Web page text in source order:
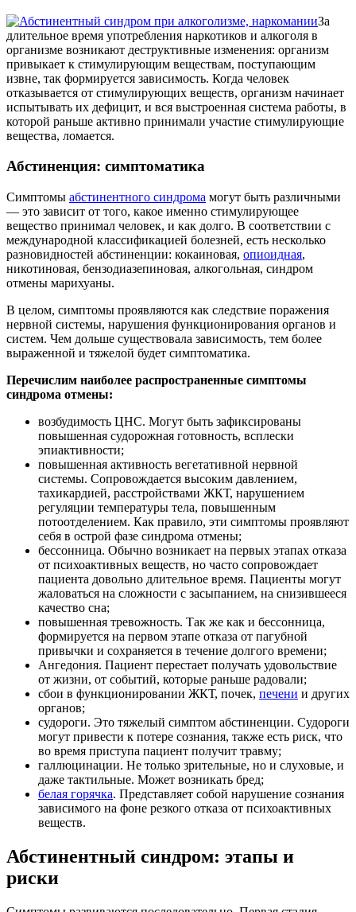
За
длительное время употребления наркотиков и алкоголя в
организме возникают деструктивные изменения: организм
привыкает к стимулирующим веществам, поступающим
извне, так формируется зависимость. Когда человек
отказывается от стимулирующих веществ, организм начинает
испытывать их дефицит, и вся выстроенная система работы, в
которой раньше активно принимали участие стимулирующие
вещества, ломается.
Абстиненция: симптоматика
Симптомы абстинентного синдрома могут быть различными
— это зависит от того, какое именно стимулирующее
вещество принимал человек, и как долго. В соответствии с
международной классификацией болезней, есть несколько
разновидностей абстиненции: кокаиновая, опиоидная,
никотиновая, бензодиазепиновая, алкогольная, синдром
отмены марихуаны.
В целом, симптомы проявляются как следствие поражения
нервной системы, нарушения функционирования органов и
систем. Чем дольше существовала зависимость, тем более
выраженной и тяжелой будет симптоматика.
Перечислим наиболее распространенные симптомы
синдрома отмены:
возбудимость ЦНС. Могут быть зафиксированы
повышенная судорожная готовность, всплески
эпиактивности;
повышенная активность вегетативной нервной
системы. Сопровождается высоким давлением,
тахикардией, расстройствами ЖКТ, нарушением
регуляции температуры тела, повышенным
потоотделением. Как правило, эти симптомы проявляют
себя в острой фазе синдрома отмены;
бессонница. Обычно возникает на первых этапах отказа
от психоактивных веществ, но часто сопровождает
пациента довольно длительное время. Пациенты могут
жаловаться на сложности с засыпанием, на снизившееся
качество сна;
повышенная тревожность. Так же как и бессонница,
формируется на первом этапе отказа от пагубной
привычки и сохраняется в течение долгого времени;
Ангедония. Пациент перестает получать удовольствие
от жизни, от событий, которые раньше радовали;
сбои в функционировании ЖКТ, почек, печени и других
органов;
судороги. Это тяжелый симптом абстиненции. Судороги
могут привести к потере сознания, также есть риск, что
во время приступа пациент получит травму;
галлюцинации. Не только зрительные, но и слуховые, и
даже тактильные. Может возникать бред;
белая горячка. Представляет собой нарушение сознания
зависимого на фоне резкого отказа от психоактивных
веществ.
Абстинентный синдром: этапы и
риски